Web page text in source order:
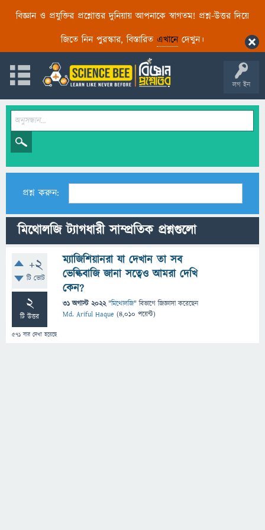
বিজ্ঞান ও প্রযুক্তির প্রশ্নোত্তর দুনিয়ায় আপনাকে স্বাগতম! প্রশ্ন-উত্তর দিয়ে
জিতে নিন পুরস্কার, বিস্তারিত এখানেদেখুন।
লগ ইন
প্রশ্ন করুন:
মিথোলজি ট্যাগধারী সাম্প্রতিক প্রশ্নগুলো
+2
টি ভোট
2
টি উত্তর
571 বার দেখা হয়েছে
ম্যাজিশিয়ানরা যা দেখান তা সব
ভেল্কিবাজি জানা সত্বেও আমরা দেখি
কেন?
31 অগাস্ট 2022 "মিথোলজি" বিভাগে জিজ্ঞাসাকরেছেন
Md. Ariful Haque (4,010 পয়েন্ট)